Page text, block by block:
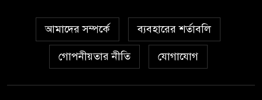
আমাদের সম্পর্কে ব্যবহারের শর্তাবলি
গোপনীয়তার নীতি যোগাযোগ